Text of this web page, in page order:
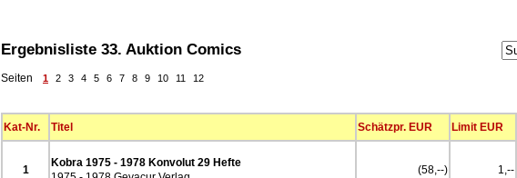
Ergebnisliste 33. Auktion Comics
Seiten 1 2 3 4 5 6 7 8 9 10 11 12
Kat-Nr. Titel Schätzpr. EUR Limit EUR
1
Kobra 1975 - 1978 Konvolut 29 Hefte
(58,--) 1,--